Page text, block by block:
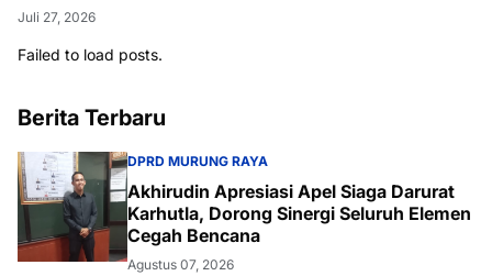
Juli 27, 2026
Failed to load posts.
Berita Terbaru
DPRD MURUNG RAYA
Akhirudin Apresiasi Apel Siaga Darurat
Karhutla, Dorong Sinergi Seluruh Elemen
Cegah Bencana
Agustus 07, 2026